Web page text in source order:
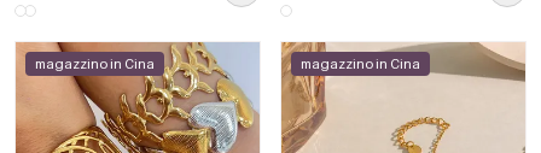
magazzino in Cina magazzino in Cina